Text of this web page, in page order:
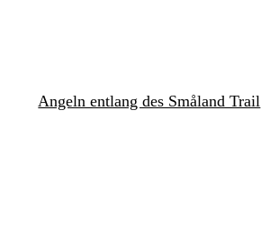
Angeln entlang des Småland Trail